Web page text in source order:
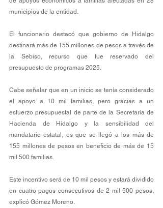
municipios de la entidad.
El funcionario destacó que gobierno de Hidalgo
destinará más de 155 millones de pesos a través de
la Sebiso, recurso que fue reservado del
presupuesto de programas 2025.
Cabe señalar que en un inicio se tenía considerado
el apoyo a 10 mil familias, pero gracias a un
esfuerzo presupuestal de parte de la Secretaría de
Hacienda de Hidalgo y la sensibilidad del
mandatario estatal, es que se llegó a los más de
155 millones de pesos en beneficio de más de 15
mil 500 familias.
Este incentivo será de 10 mil pesos y estará dividido
en cuatro pagos consecutivos de 2 mil 500 pesos,
explicó Gómez Moreno.